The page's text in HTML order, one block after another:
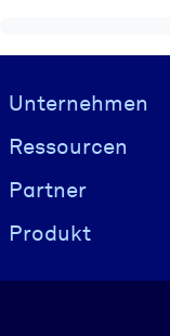
Visually hidden
Unternehmen
Ressourcen
Partner
Produkt